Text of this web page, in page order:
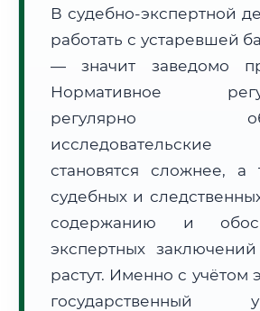
Формат учебы:
🗺️ Зона обслуживания: г. Тамбов
Расчет логистики оригиналов:
• Маршрут транзита: ~2 691 км
• Экспресс-доставка СДЭК / Почтой:
4–6
📜 Документы и аккредитация
В судебно-экспертной
работать с устаревшей
— значит заведомо
Нормативное
регулярно
исследовательские
становятся сложнее, а
судебных и
содержанию и
экспертных
растут. Именно с учётом
государственный